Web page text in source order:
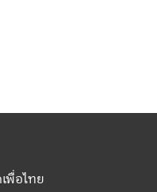
พื่อไทย